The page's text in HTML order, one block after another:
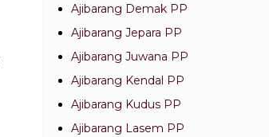
Ajibarang Demak PP
Ajibarang Jepara PP
Ajibarang Juwana PP
Ajibarang Kendal PP
Ajibarang Kudus PP
Ajibarang Lasem PP